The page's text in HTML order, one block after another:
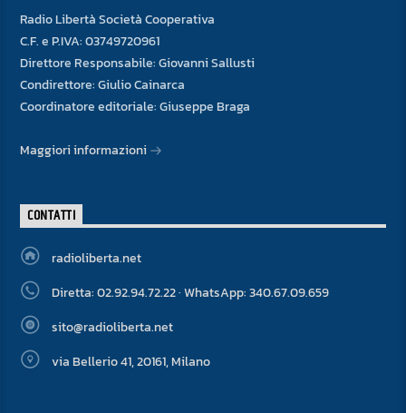
Radio Libertà Società Cooperativa
C.F. e P.IVA: 03749720961
Direttore Responsabile: Giovanni Sallusti
Condirettore: Giulio Cainarca
Coordinatore editoriale: Giuseppe Braga
Maggiori informazioni
CONTATTI
radioliberta.net
Diretta: 02.92.94.72.22 · WhatsApp: 340.67.09.659
sito@radioliberta.net
via Bellerio 41, 20161, Milano